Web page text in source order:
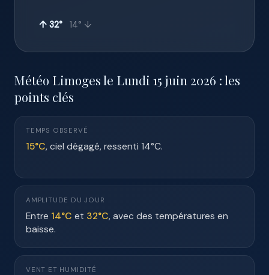
↑ 32° 14° ↓
Météo Limoges le Lundi 15 juin 2026 : les
points clés
TEMPS OBSERVÉ
15°C, ciel dégagé, ressenti 14°C.
AMPLITUDE DU JOUR
Entre 14°C et 32°C, avec des températures en
baisse.
VENT ET HUMIDITÉ